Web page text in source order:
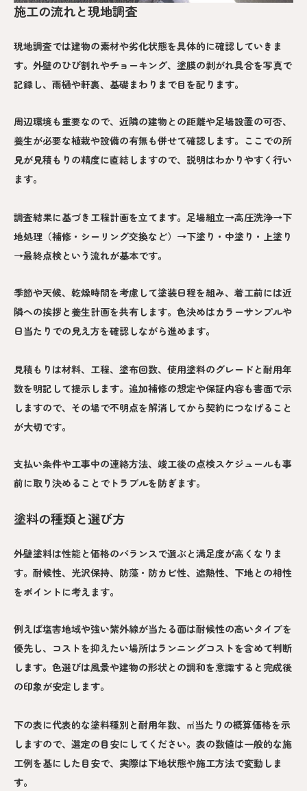
施工の流れと現地調査
現地調査では建物の素材や劣化状態を具体的に確認していきま
す。外壁のひび割れやチョーキング、塗膜の剥がれ具合を写真で
記録し、雨樋や軒裏、基礎まわりまで目を配ります。
周辺環境も重要なので、近隣の建物との距離や足場設置の可否、
養生が必要な植栽や設備の有無も併せて確認します。ここでの所
見が見積もりの精度に直結しますので、説明はわかりやすく行い
ます。
調査結果に基づき工程計画を立てます。足場組立→高圧洗浄→下
地処理（補修・シーリング交換など）→下塗り・中塗り・上塗り
→最終点検という流れが基本です。
季節や天候、乾燥時間を考慮して塗装日程を組み、着工前には近
隣への挨拶と養生計画を共有します。色決めはカラーサンプルや
日当たりでの見え方を確認しながら進めます。
見積もりは材料、工程、塗布回数、使用塗料のグレードと耐用年
数を明記して提示します。追加補修の想定や保証内容も書面で示
しますので、その場で不明点を解消してから契約につなげること
が大切です。
支払い条件や工事中の連絡方法、竣工後の点検スケジュールも事
前に取り決めることでトラブルを防ぎます。
塗料の種類と選び方
外壁塗料は性能と価格のバランスで選ぶと満足度が高くなりま
す。耐候性、光沢保持、防藻・防カビ性、遮熱性、下地との相性
をポイントに考えます。
例えば塩害地域や強い紫外線が当たる面は耐候性の高いタイプを
優先し、コストを抑えたい場所はランニングコストを含めて判断
します。色選びは風景や建物の形状との調和を意識すると完成後
の印象が安定します。
下の表に代表的な塗料種別と耐用年数、㎡当たりの概算価格を示
しますので、選定の目安にしてください。表の数値は一般的な施
工例を基にした目安で、実際は下地状態や施工方法で変動しま
す。